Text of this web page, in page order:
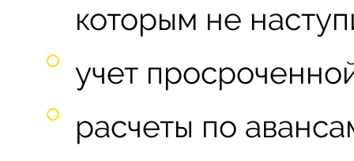
которым не
учет
расчеты по